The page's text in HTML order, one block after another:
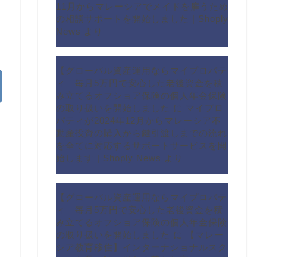
11月からマレーシアでメイドを雇うため
の相談サポートを開始しました | Shoply
News より
【グローバル資産運用ならマイプロパテ
ィ 毎月5万円で安心した老後資金を積
み立てるオフショア保険の個人年金保険
の取り扱いを開始しました に マイプロ
パティが2024年12月からマレーシア不
動産投資の購入から鍵引渡しまでの流れ
を全てに対応するサポートサービスを開
始します | Shoply News より
【グローバル資産運用ならマイプロパテ
ィ 毎月5万円で安心した老後資金を積
み立てるオフショア保険の個人年金保険
の取り扱いを開始しました に
【マレー
シア教育移住】インターナショナルスク